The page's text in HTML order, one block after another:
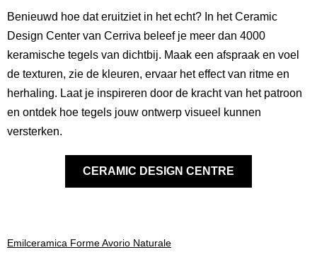
Benieuwd hoe dat eruitziet in het echt? In het Ceramic
Design Center van Cerriva beleef je meer dan 4000
keramische tegels van dichtbij. Maak een afspraak en voel
de texturen, zie de kleuren, ervaar het effect van ritme en
herhaling. Laat je inspireren door de kracht van het patroon
en ontdek hoe tegels jouw ontwerp visueel kunnen
versterken.
CERAMIC DESIGN CENTRE
Emilceramica Forme Avorio Naturale